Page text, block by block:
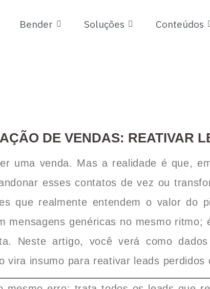
Bender Soluções Conteúdos
DE VENDAS: REATIVAR
uma venda. Mas a realidade é que,
esses contatos de vez ou
que realmente entendem o valor do
mensagens genéricas no mesmo
Neste artigo, você verá como
vira insumo para reativar leads perdidos